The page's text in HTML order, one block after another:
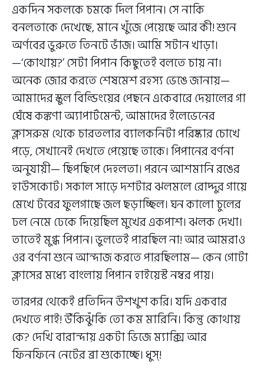
একদিন সকলকে চমকে দিল পিপান। সে নাকি
বনলতাকে দেখেছে, মানে খুঁজে পেয়েছে আর কী! শুনে
অর্ণবের ভুরুতে তিনটে ভাঁজ। আমি সটান খাড়া।
—‘কোথায়?’ সেটা পিপান কিছুতেই বলতে চায় না।
অনেক জোর করতে শেষমেশ রহস্য ভেঙে জানায়—
আমাদের স্কুল বিল্ডিংয়ের পেছনে একেবারে দেয়ালের গা
ঘেঁষে কঙ্কণা অ্যাপার্টমেন্ট, আমাদের ইলেভেনের
ক্লাসরুম থেকে চারতলার ব্যালকনিটা পরিষ্কার চোখে
পড়ে, সেখানেই দেখতে পেয়েছে তাকে। পিপানের বর্ণনা
অনুযায়ী— ছিপছিপে দেহলতা। পরনে আশমানি রঙের
হাউসকোট। সকাল সাড়ে দশটার ঝলমলে রোদ্দুর গায়ে
মেখে টবের ফুলগাছে জল ছড়াচ্ছিল। ঘন কালো চুলের
ঢল নেমে ঢেকে দিয়েছিল মুখের একপাশ। ঝলক দেখা।
তাতেই মুগ্ধ পিপান। ভুলতেই পারছিল না! আর আমরাও
ওর বর্ণনা শুনে আন্দাজ করতে পারছিলাম— কেন গোটা
ক্লাসের মধ্যে বাংলায় পিপান হাইয়েস্ট নম্বর পায়।
তারপর থেকেই প্রতিদিন উশখুশ করি। যদি একবার
দেখতে পাই! উঁকিঝুঁকি তো কম মারিনি। কিন্তু কোথায়
কে? দেখি বারান্দায় একটা ভিজে ম্যাক্সি আর
ফিনফিনে নেটের ব্রা শুকোচ্ছে। ধুস্!